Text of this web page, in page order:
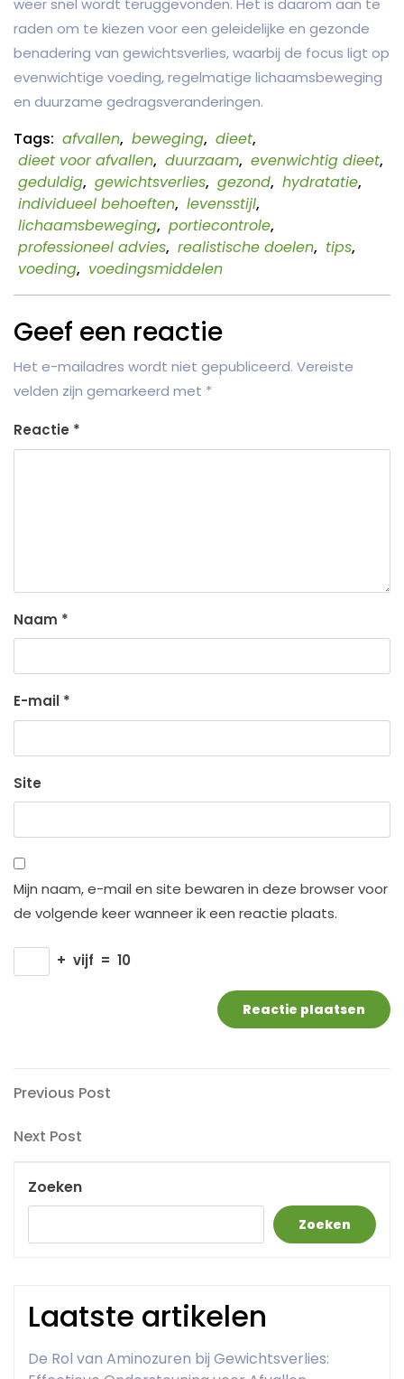
weer snel wordt teruggevonden. Het is daarom aan te
raden om te kiezen voor een geleidelijke en gezonde
benadering van gewichtsverlies, waarbij de focus ligt op
evenwichtige voeding, regelmatige lichaamsbeweging
en duurzame gedragsveranderingen.
Tags: afvallen, beweging, dieet,
dieet voor afvallen, duurzaam, evenwichtig dieet,
geduldig, gewichtsverlies, gezond, hydratatie,
individueel behoeften, levensstijl,
lichaamsbeweging, portiecontrole,
professioneel advies, realistische doelen, tips,
voeding, voedingsmiddelen
Geef een reactie
Het e-mailadres wordt niet gepubliceerd. Vereiste
velden zijn gemarkeerd met *
Reactie *
Naam *
E-mail *
Site
Mijn naam, e-mail en site bewaren in deze browser voor
de volgende keer wanneer ik een reactie plaats.
+ vijf = 10
Berichtnavigatie
Previous
Previous Post
Next
Next Post
Zoeken
Zoeken
Laatste artikelen
De Rol van Aminozuren bij Gewichtsverlies: